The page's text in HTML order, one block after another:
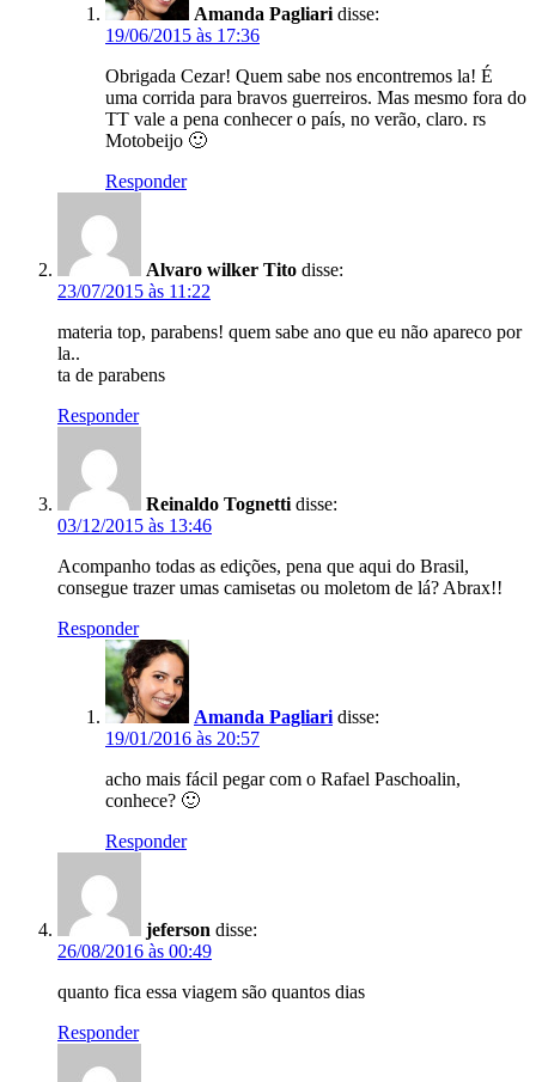
Amanda Pagliari disse:
19/06/2015 às 17:36
Obrigada Cezar! Quem sabe nos encontremos la! É
uma corrida para bravos guerreiros. Mas mesmo fora do
TT vale a pena conhecer o país, no verão, claro. rs
Motobeijo 🙂
Responder
Alvaro wilker Tito disse:
23/07/2015 às 11:22
materia top, parabens! quem sabe ano que eu não apareco por
la..
ta de parabens
Responder
Reinaldo Tognetti disse:
03/12/2015 às 13:46
Acompanho todas as edições, pena que aqui do Brasil,
consegue trazer umas camisetas ou moletom de lá? Abrax!!
Responder
Amanda Pagliari disse:
19/01/2016 às 20:57
acho mais fácil pegar com o Rafael Paschoalin,
conhece? 🙂
Responder
jeferson disse:
26/08/2016 às 00:49
quanto fica essa viagem são quantos dias
Responder